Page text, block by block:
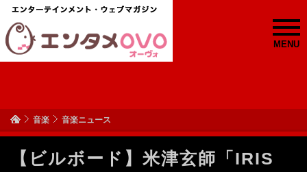
MENU
音楽 音楽ニュース
【ビルボード】米津玄師「IRIS